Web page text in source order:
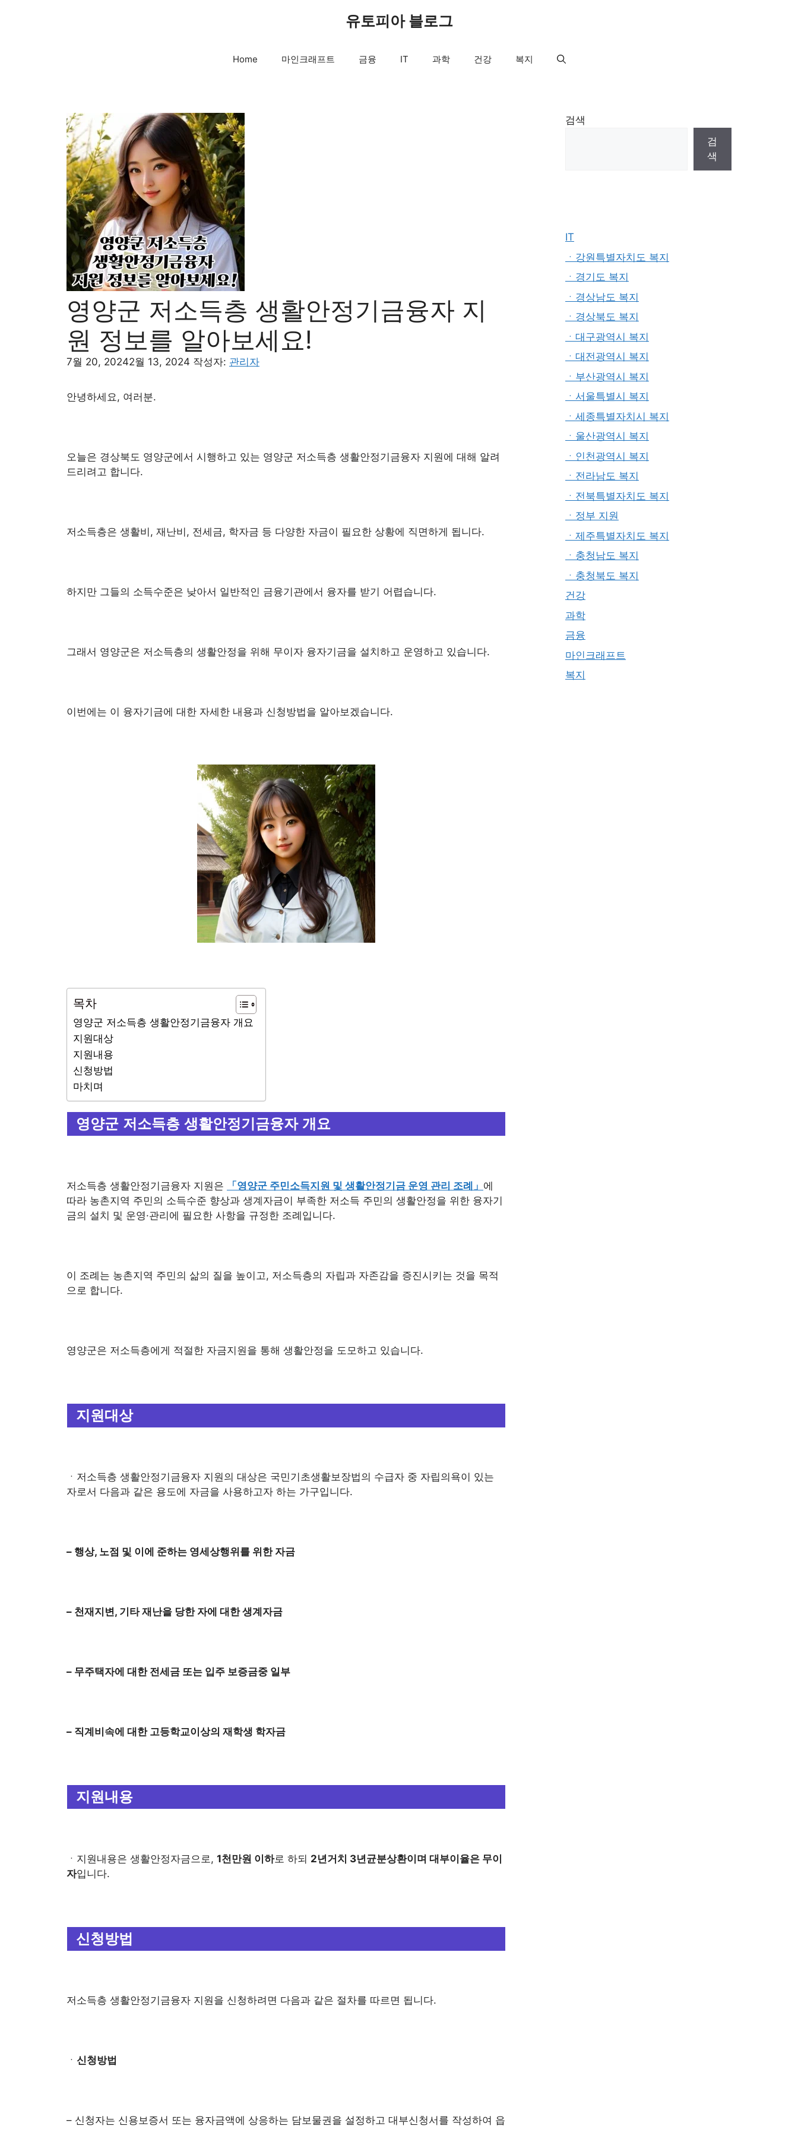
유토피아 블로그
Home 마인크래프트 금융 IT 과학 건강 복지
영양군 저소득층 생활안정기금융자 지
원 정보를 알아보세요!
7월 20, 20242월 13, 2024 작성자: 관리자
안녕하세요, 여러분.
오늘은 경상북도 영양군에서 시행하고 있는 영양군 저소득층 생활안정기금융자 지원에 대해 알려
드리려고 합니다.
저소득층은 생활비, 재난비, 전세금, 학자금 등 다양한 자금이 필요한 상황에 직면하게 됩니다.
하지만 그들의 소득수준은 낮아서 일반적인 금융기관에서 융자를 받기 어렵습니다.
그래서 영양군은 저소득층의 생활안정을 위해 무이자 융자기금을 설치하고 운영하고 있습니다.
이번에는 이 융자기금에 대한 자세한 내용과 신청방법을 알아보겠습니다.
목차
영양군 저소득층 생활안정기금융자 개요
지원대상
지원내용
신청방법
마치며
영양군 저소득층 생활안정기금융자 개요
저소득층 생활안정기금융자 지원은 「영양군 주민소득지원 및 생활안정기금 운영 관리 조례」 에
따라 농촌지역 주민의 소득수준 향상과 생계자금이 부족한 저소득 주민의 생활안정을 위한 융자기
금의 설치 및 운영·관리에 필요한 사항을 규정한 조례입니다.
이 조례는 농촌지역 주민의 삶의 질을 높이고, 저소득층의 자립과 자존감을 증진시키는 것을 목적
으로 합니다.
영양군은 저소득층에게 적절한 자금지원을 통해 생활안정을 도모하고 있습니다.
지원대상
ㆍ저소득층 생활안정기금융자 지원의 대상은 국민기초생활보장법의 수급자 중 자립의욕이 있는
자로서 다음과 같은 용도에 자금을 사용하고자 하는 가구입니다.
– 행상, 노점 및 이에 준하는 영세상행위를 위한 자금
– 천재지변, 기타 재난을 당한 자에 대한 생계자금
– 무주택자에 대한 전세금 또는 입주 보증금중 일부
– 직계비속에 대한 고등학교이상의 재학생 학자금
지원내용
ㆍ지원내용은 생활안정자금으로, 1천만원 이하로 하되 2년거치 3년균분상환이며 대부이율은 무이
자입니다.
신청방법
저소득층 생활안정기금융자 지원을 신청하려면 다음과 같은 절차를 따르면 됩니다.
ㆍ 신청방법
– 신청자는 신용보증서 또는 융자금액에 상응하는 담보물권을 설정하고 대부신청서를 작성하여 읍
검색
검
색
IT
ㆍ강원특별자치도 복지
ㆍ경기도 복지
ㆍ경상남도 복지
ㆍ경상북도 복지
ㆍ대구광역시 복지
ㆍ대전광역시 복지
ㆍ부산광역시 복지
ㆍ서울특별시 복지
ㆍ세종특별자치시 복지
ㆍ울산광역시 복지
ㆍ인천광역시 복지
ㆍ전라남도 복지
ㆍ전북특별자치도 복지
ㆍ정부 지원
ㆍ제주특별자치도 복지
ㆍ충청남도 복지
ㆍ충청북도 복지
건강
과학
금융
마인크래프트
복지